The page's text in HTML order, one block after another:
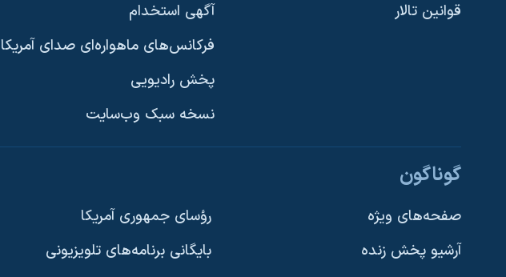
دنبال کنید
زبانهای مختلف
قوانین تالار
آگهی استخدام
فرکانس‌های ماهواره‌ای صدای آمریکا
پخش رادیویی
نسخه سبک وب‌سایت
گوناگون
صفحه‌های ویژه
آرشیو پخش زنده
رؤسای جمهوری آمریکا
بایگانی برنامه‌های تلویزیونی